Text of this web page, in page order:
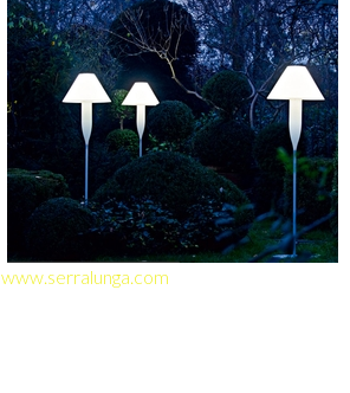
www.serralunga.com